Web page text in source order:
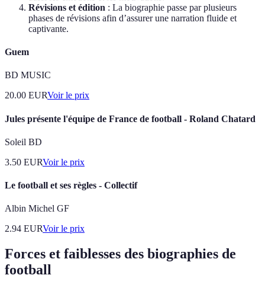
Révisions et édition : La biographie passe par plusieurs
phases de révisions afin d’assurer une narration fluide et
captivante.
Guem
BD MUSIC
20.00 EURVoir le prix
Jules présente l'équipe de France de football - Roland Chatard
Soleil BD
3.50 EURVoir le prix
Le football et ses règles - Collectif
Albin Michel GF
2.94 EURVoir le prix
Forces et faiblesses des biographies de
football